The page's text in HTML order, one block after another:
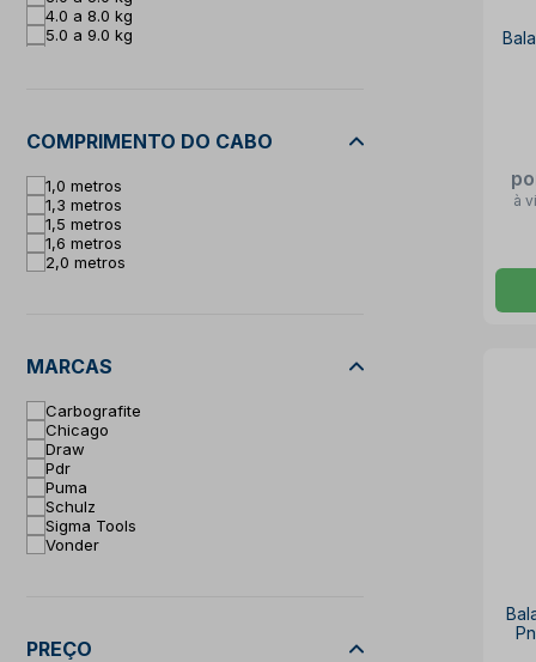
4.0 a 8.0 kg
5.0 a 9.0 kg
COMPRIMENTO DO CABO
1,0 metros
1,3 metros
1,5 metros
1,6 metros
2,0 metros
MARCAS
Carbografite
Chicago
Draw
Pdr
Puma
Schulz
Sigma Tools
Vonder
PREÇO
à